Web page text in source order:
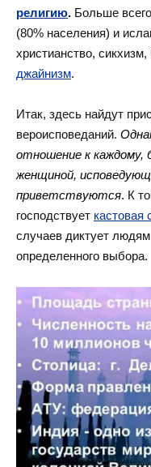
религию. Больше
(80% населения) и
христианство,
джайнизм.
Итак, здесь найдут
вероисповеданий.
отношение к каждому,
женщиной,
приветствуются. К
господствует кастовая
случаев диктует
определенного выбора.